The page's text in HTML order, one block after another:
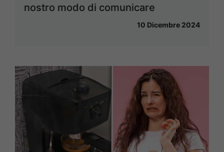
nostro modo di comunicare
10 Dicembre 2024